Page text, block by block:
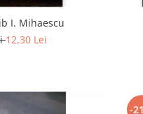
I. Mihaescu
12,30 Lei
-